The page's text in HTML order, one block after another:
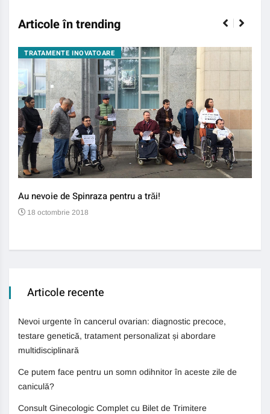
Articole în trending
TRATAMENTE INOVATOARE
Au nevoie de Spinraza pentru a trăi!
18 octombrie 2018
Articole recente
Nevoi urgente în cancerul ovarian: diagnostic precoce,
testare genetică, tratament personalizat și abordare
multidisciplinară
Ce putem face pentru un somn odihnitor în aceste zile de
caniculă?
Consult Ginecologic Complet cu Bilet de Trimitere